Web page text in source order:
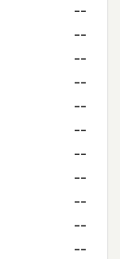
--
--
--
--
--
--
--
--
--
--
--